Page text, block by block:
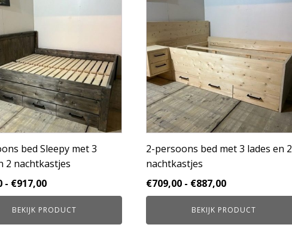
bed Sleepy met 3
2 nachtkastjes
- €917,00Prijsklasse:
€739,00
tot
€917,00
BEKIJK PRODUCT
2-persoons bed met 3 lades en 2
nachtkastjes
€709,00 - €887,00Prijsklasse:
€709,00
tot
€887,00
BEKIJK PRODUCT
product
meerdere
variaties.
Deze
optie
kan
gekozen
worden
op
de
productpagina